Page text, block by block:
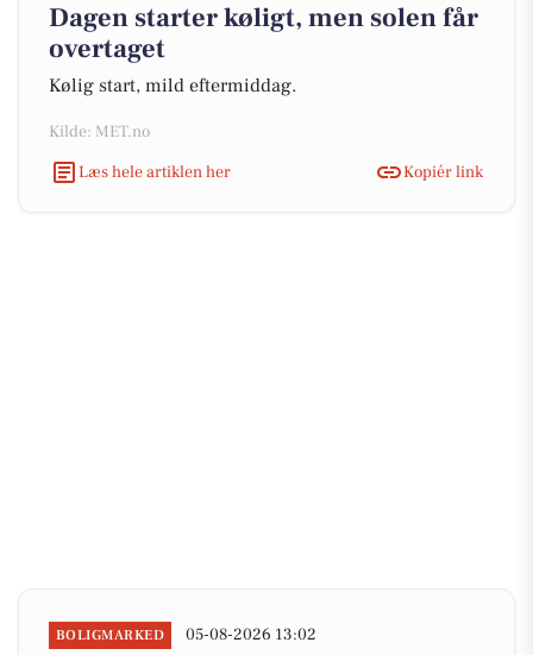
Dagen starter køligt, men solen får
overtaget
Kølig start, mild eftermiddag.
Kilde: MET.no
Læs hele artiklen her
Kopiér link
BOLIGMARKED 05-08-2026 13:02